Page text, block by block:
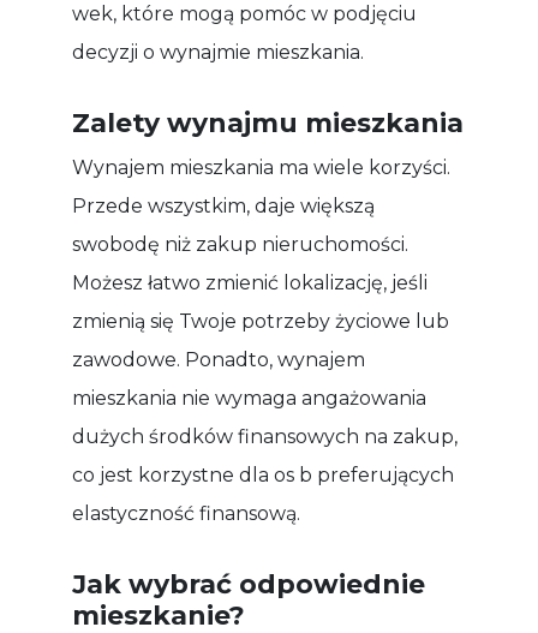
wek, które mogą pomóc w podjęciu
decyzji o wynajmie mieszkania.
Zalety wynajmu mieszkania
Wynajem mieszkania ma wiele korzyści.
Przede wszystkim, daje większą
swobodę niż zakup nieruchomości.
Możesz łatwo zmienić lokalizację, jeśli
zmienią się Twoje potrzeby życiowe lub
zawodowe. Ponadto, wynajem
mieszkania nie wymaga angażowania
dużych środków finansowych na zakup,
co jest korzystne dla os b preferujących
elastyczność finansową.
Jak wybrać odpowiednie
mieszkanie?